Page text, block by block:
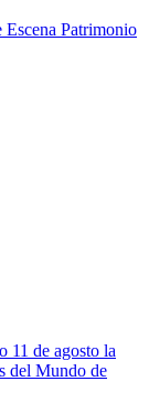
Escena Patrimonio
11 de agosto la
del Mundo de